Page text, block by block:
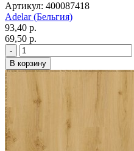
Артикул: 400087418
Adelar (Бельгия)
93,40 p.
69,50 p.